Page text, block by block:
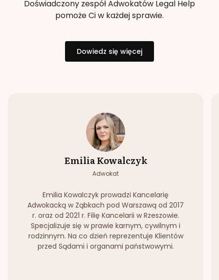
Doświadczony zespół Adwokatów Legal Help
pomoże Ci w każdej sprawie.
Dowiedz się więcej
Emilia Kowalczyk
Adwokat
Emilia Kowalczyk prowadzi Kancelarię
Adwokacką w Ząbkach pod Warszawą od 2017
r. oraz od 2021 r. Filię Kancelarii w Rzeszowie.
Specjalizuje się w prawie karnym, cywilnym i
rodzinnym. Na co dzień reprezentuje Klientów
przed Sądami i organami państwowymi.